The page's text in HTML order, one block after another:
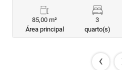
85,00 m²
Área principal
3
quarto(s)
‹